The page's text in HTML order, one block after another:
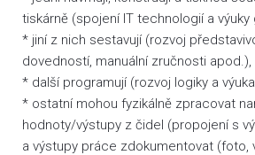
tiskárně (spojení IT technologií a výuky
* jiní z nich sestavují (rozvoj
dovedností, manuální zručnosti apod.),
* další programují (rozvoj logiky a
* ostatní mohou fyzikálně zpracovat
hodnoty/výstupy z čidel (propojení s
a výstupy práce zdokumentovat (foto,